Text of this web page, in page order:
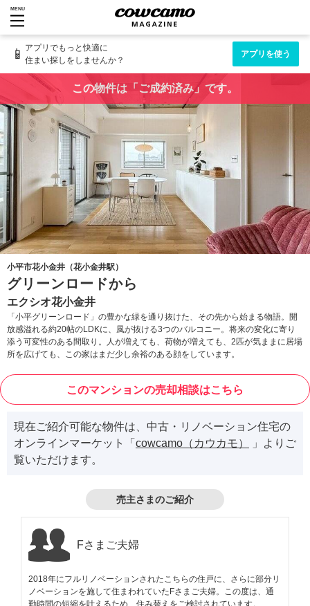
MENU
📱 アプリでもっと快適に
住まい探しをしませんか？
アプリを使う
この物件は「ご成約済み」です。
小平市花小金井（花小金井駅）
グリーンロードから
エクシオ花小金井
「小平グリーンロード」の豊かな緑を通り抜けた、その先から始まる物語。開
放感溢れる約20帖のLDKに、風が抜ける3つのバルコニー。将来の変化に寄り
添う可変性のある間取り。人が増えても、荷物が増えても、2匹が気ままに居場
所を広げても、この家はまだ少し余裕のある顔をしています。
このマンションの売却相談はこちら
現在ご紹介可能な物件は、中古・リノベーション住宅の
オンラインマーケット「 cowcamo（カウカモ）
」よりご
覧いただけます。
売主さまのご紹介
Fさまご夫婦
2018年にフルリノベーションされたこちらの住戸に、さらに部分リ
ノベーションを施して住まわれていたFさまご夫婦。この度は、通
勤時間の短縮を叶えるため、住み替えをご検討されています。